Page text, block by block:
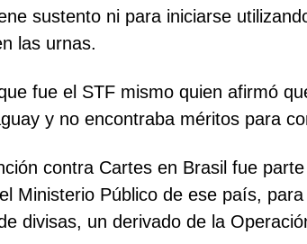
sustento ni para iniciarse
las urnas.
fue el STF mismo quien afirmó
y no encontraba méritos para
contra Cartes en Brasil fue
Ministerio Público de ese país,
divisas, un derivado de la